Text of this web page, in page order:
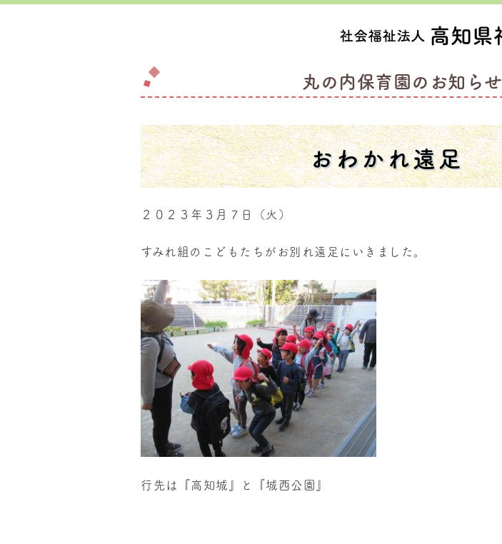
丸の内保育園のお知らせ
おわかれ遠足
２０２３年３月７日（火）
すみれ組のこどもたちがお別れ遠足にいきました。
行先は『高知城』と『城西公園』